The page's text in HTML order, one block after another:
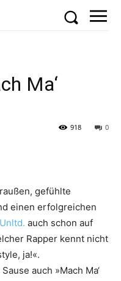
Ma‘
0
918
gefühlte
einen erfolgreichen
auch schon auf
Rapper kennt nicht
ja!«.
auch »Mach Ma‘